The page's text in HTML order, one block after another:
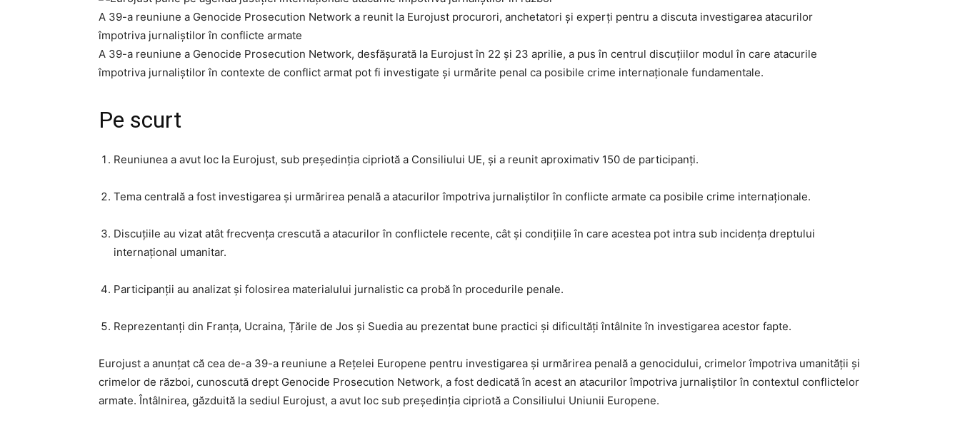
A 39-a reuniune a Genocide Prosecution Network a reunit la Eurojust procurori, anchetatori și experți pentru a discuta investigarea atacurilor
împotriva jurnaliștilor în conflicte armate
A 39-a reuniune a Genocide Prosecution Network, desfășurată la Eurojust în 22 și 23 aprilie, a pus în centrul discuțiilor modul în care atacurile
împotriva jurnaliștilor în contexte de conflict armat pot fi investigate și urmărite penal ca posibile crime internaționale fundamentale.
Pe scurt
Reuniunea a avut loc la Eurojust, sub președinția cipriotă a Consiliului UE, și a reunit aproximativ 150 de participanți.
Tema centrală a fost investigarea și urmărirea penală a atacurilor împotriva jurnaliștilor în conflicte armate ca posibile crime internaționale.
Discuțiile au vizat atât frecvența crescută a atacurilor în conflictele recente, cât și condițiile în care acestea pot intra sub incidența dreptului
internațional umanitar.
Participanții au analizat și folosirea materialului jurnalistic ca probă în procedurile penale.
Reprezentanți din Franța, Ucraina, Țările de Jos și Suedia au prezentat bune practici și dificultăți întâlnite în investigarea acestor fapte.
Eurojust a anunțat că cea de-a 39-a reuniune a Rețelei Europene pentru investigarea și urmărirea penală a genocidului, crimelor împotriva umanității și
crimelor de război, cunoscută drept Genocide Prosecution Network, a fost dedicată în acest an atacurilor împotriva jurnaliștilor în contextul conflictelor
armate. Întâlnirea, găzduită la sediul Eurojust, a avut loc sub președinția cipriotă a Consiliului Uniunii Europene.